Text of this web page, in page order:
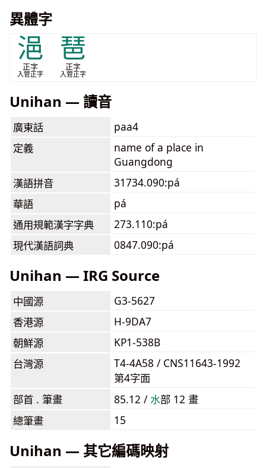
異體字
浥
正字
入管正字
琶
正字
入管正字
Unihan — 讀音
廣東話
paa4
定義
name of a place in
Guangdong
漢語拼音
31734.090:pá
華語
pá
通用規範漢字字典
273.110:pá
現代漢語詞典
0847.090:pá
Unihan — IRG Source
中國源
G3-5627
香港源
H-9DA7
朝鮮源
KP1-538B
台灣源
T4-4A58 / CNS11643-1992
第4字面
部首 . 筆畫
85.12 /⽔部 12 畫
總筆畫
15
Unihan — 其它編碼映射